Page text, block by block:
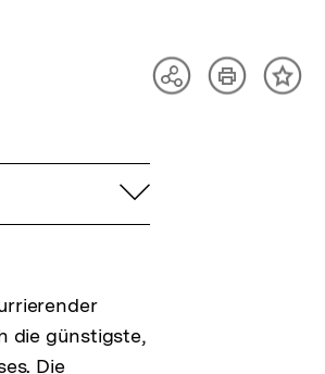
TeilenArtikelInhalt
aufklappen
die günstigste,
Die